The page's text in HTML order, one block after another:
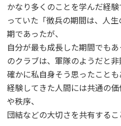
かなり多くのことを学んだ経
っていた「徴兵の期間は、人
期であったが、
自分が最も成長した期間でも
のクラブは、軍隊のようだと非
確かに私自身そう思ったこと
経験してきた人間には共通の
や秩序、
団結などの大切さを共有するこ